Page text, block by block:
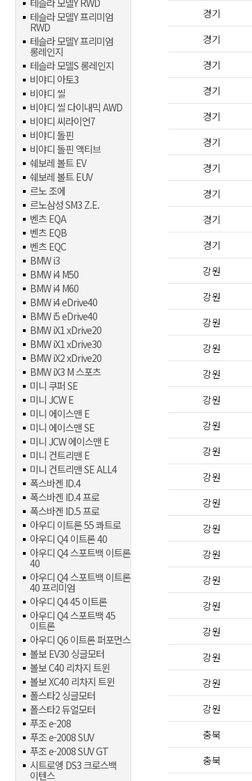
테슬라 모델Y RWD
테슬라 모델Y 프리미엄
RWD
테슬라 모델Y 프리미엄
롱레인지
테슬라 모델S 롱레인지
비야디 아토3
비야디 씰
비야디 씰 다이내믹 AWD
비야디 씨라이언7
비야디 돌핀
비야디 돌핀 액티브
쉐보레 볼트 EV
쉐보레 볼트 EUV
르노 조에
르노삼성 SM3 Z.E.
벤츠 EQA
벤츠 EQB
벤츠 EQC
BMW i3
BMW i4 M50
BMW i4 M60
BMW i4 eDrive40
BMW i5 eDrive40
BMW iX1 xDrive20
BMW iX1 xDrive30
BMW iX2 xDrive20
BMW iX3 M 스포츠
미니 쿠퍼 SE
미니 JCW E
미니 에이스맨 E
미니 에이스맨 SE
미니 JCW 에이스맨 E
미니 컨트리맨 E
미니 컨트리맨 SE ALL4
폭스바겐 ID.4
폭스바겐 ID.4 프로
폭스바겐 ID.5 프로
아우디 이트론 55 콰트로
아우디 Q4 이트론 40
아우디 Q4 스포트백 이트론
40
아우디 Q4 스포트백 이트론
40 프리미엄
아우디 Q4 45 이트론
아우디 Q4 스포트백 45
이트론
아우디 Q6 이트론 퍼포먼스
볼보 EV30 싱글모터
볼보 C40 리차지 트윈
볼보 XC40 리차지 트윈
폴스타2 싱글모터
폴스타2 듀얼모터
푸조 e-208
푸조 e-2008 SUV
푸조 e-2008 SUV GT
시트로엥 DS3 크로스백
이텐스
경기
경기
경기
경기
경기
경기
경기
경기
경기
경기
강원
강원
강원
강원
강원
강원
강원
강원
강원
강원
강원
강원
강원
강원
강원
강원
강원
강원
충북
충북